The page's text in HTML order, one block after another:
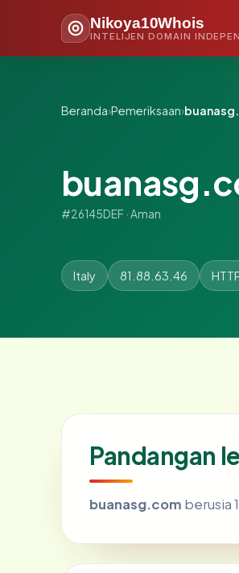
Nikoya10Whois
INTELIJEN DOMAIN
Beranda›Pemeriksaan›
#26145DEF · Aman
Italy 81.88.63.46
Pandangan
buanasg.com berusia